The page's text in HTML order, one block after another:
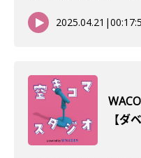
2025.04.21 |
【ダ